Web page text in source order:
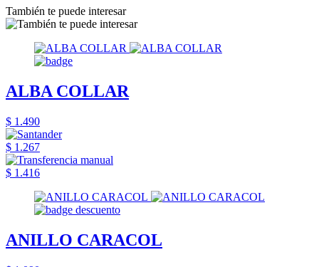
También te puede interesar
ALBA COLLAR
$ 1.490
$ 1.267
$ 1.416
ANILLO CARACOL